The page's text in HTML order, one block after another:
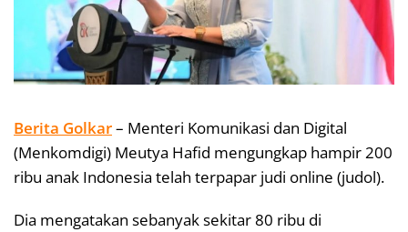
Berita Golkar– Menteri Komunikasi dan Digital
(Menkomdigi) Meutya Hafid mengungkap hampir 200
ribu anak Indonesia telah terpapar judi online (judol).
Dia mengatakan sebanyak sekitar 80 ribu di